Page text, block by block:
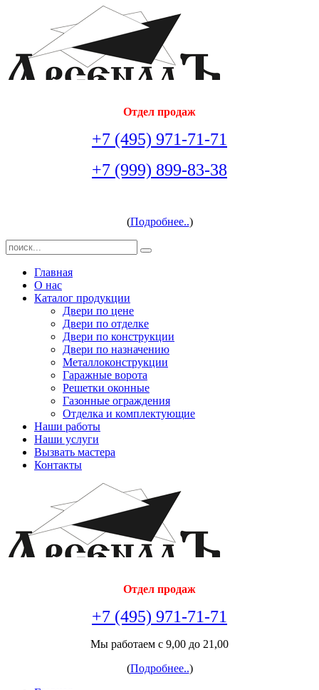
Отдел продаж
+7 (495) 971-71-71
+7 (999) 899-83-38
(Подробнее..)
Главная
О нас
Каталог продукции
Двери по цене
Двери по отделке
Двери по конструкции
Двери по назначению
Металлоконструкции
Гаражные ворота
Решетки оконные
Газонные ограждения
Отделка и комплектующие
Наши работы
Наши услуги
Вызвать мастера
Контакты
Отдел продаж
+7 (495) 971-71-71
Мы работаем с 9,00 до 21,00
(Подробнее..)